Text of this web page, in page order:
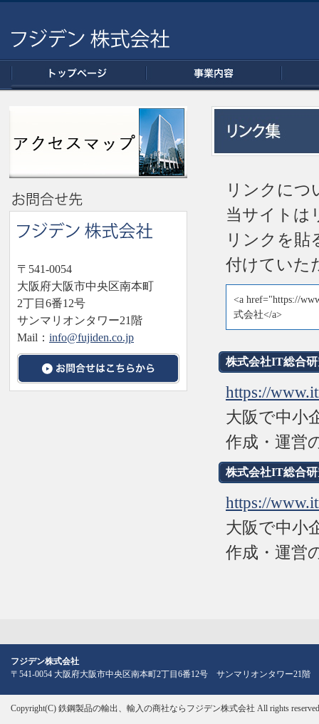
リンクにつ
当サイトは
リンクを貼
付けていた
<a href="https://
式会社</a>
株式会社IT総合
https://
大阪で中小
作成・運営
株式会社IT総合
https://
大阪で中小
作成・運営
〒541-0054
大阪府大阪市中央区南本町
2丁目6番12号
サンマリオンタワー21階
Mail： info@fujiden.co.jp
フジデン株式会社
〒541-0054 大阪府大阪市中央区南本町2丁目6番12号 サンマリオンタワー21階
Copyright(C) 鉄鋼製品の輸出、輸入の商社ならフジデン株式会社 All rights